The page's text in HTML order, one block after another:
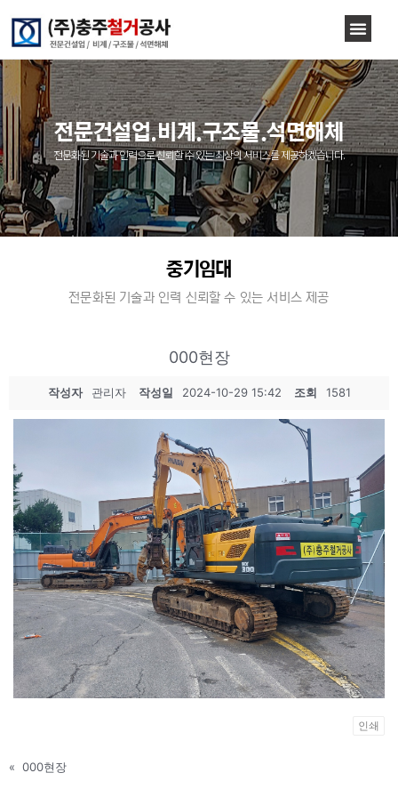
전문건설업.비계.구조물.석면해체
전문화된 기술과 인력으로 신뢰할 수 있는 최상의 서비스를 제공하겠습니다.
중기임대
전문화된 기술과 인력 신뢰할 수 있는 서비스 제공
000현장
작성자 관리자 작성일 2024-10-29 15:42 조회 1581
인쇄
« 000현장